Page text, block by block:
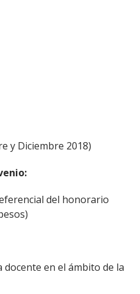
y Diciembre 2018)
del honorario
en el ámbito de la